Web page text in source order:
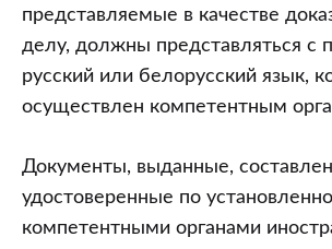
представляемые в качестве
делу, должны представляться с
русский или белорусский язык,
осуществлен компетентным
Документы, выданные,
удостоверенные по
компетентными органами